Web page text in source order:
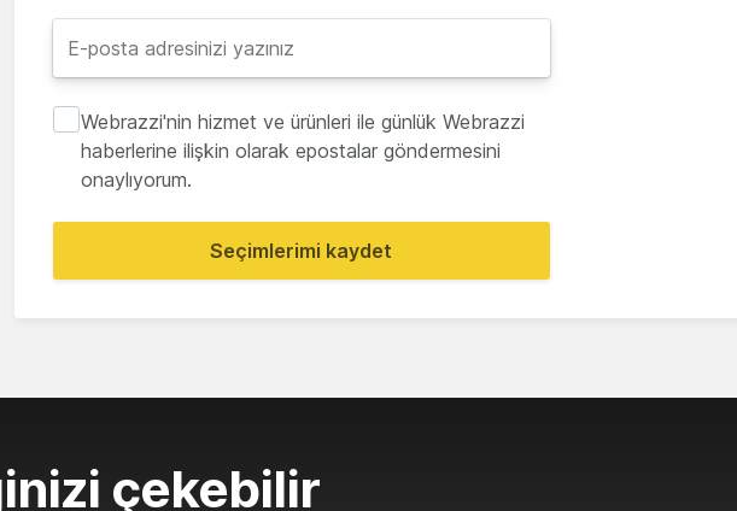
Webrazzi'nin hizmet ve ürünleri ile günlük Webrazzi
haberlerine ilişkin olarak epostalar göndermesini
onaylıyorum.
Seçimlerimi kaydet
çekebilir